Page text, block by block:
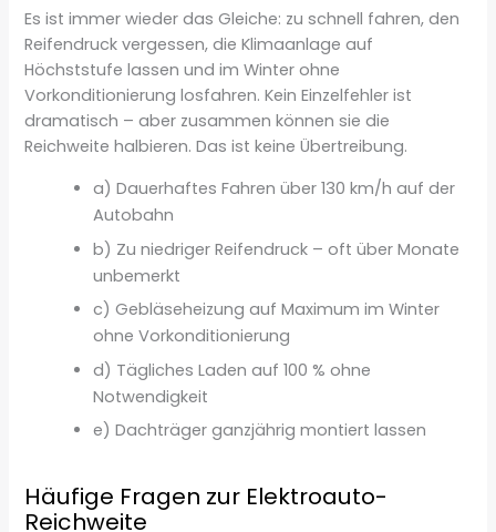
Es ist immer wieder das Gleiche: zu schnell fahren, den
Reifendruck vergessen, die Klimaanlage auf
Höchststufe lassen und im Winter ohne
Vorkonditionierung losfahren. Kein Einzelfehler ist
dramatisch – aber zusammen können sie die
Reichweite halbieren. Das ist keine Übertreibung.
a) Dauerhaftes Fahren über 130 km/h auf der
Autobahn
b) Zu niedriger Reifendruck – oft über Monate
unbemerkt
c) Gebläseheizung auf Maximum im Winter
ohne Vorkonditionierung
d) Tägliches Laden auf 100 % ohne
Notwendigkeit
e) Dachträger ganzjährig montiert lassen
Häufige Fragen zur Elektroauto-
Reichweite